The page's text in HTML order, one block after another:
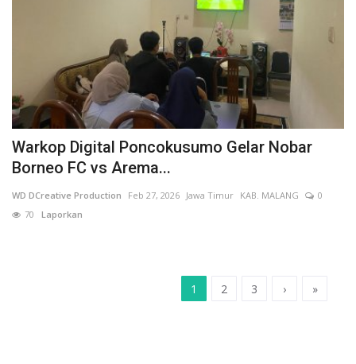
Warkop Digital Poncokusumo Gelar Nobar
Borneo FC vs Arema...
WD DCreative Production Feb 27, 2026 Jawa Timur KAB. MALANG
0
70 Laporkan
1 2 3 › »